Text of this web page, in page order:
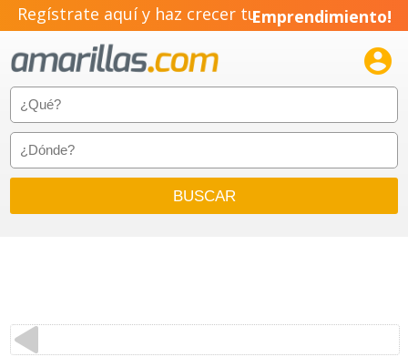
Regístrate aquí y haz crecer tuEmprendimiento!
